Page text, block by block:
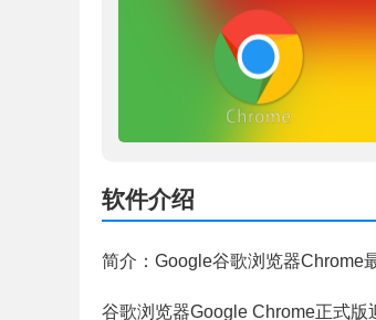
软件介绍
简介：Google谷歌浏览器Chrome
谷歌浏览器Google Chrome正式